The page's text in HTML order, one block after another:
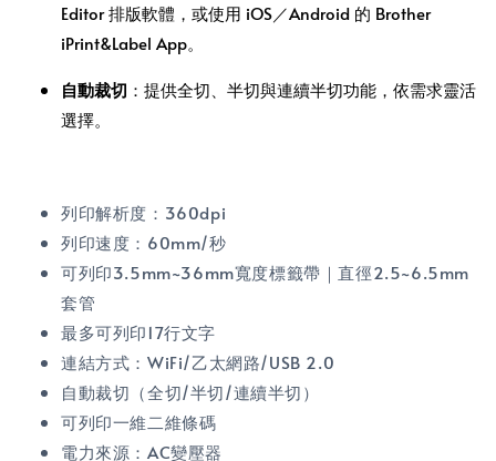
Editor 排版軟體，或使用 iOS／Android 的 Brother
iPrint&Label App。
自動裁切 ：提供全切、半切與連續半切功能，依需求靈活
選擇。
列印解析度：360dpi
列印速度：60mm/秒
可列印3.5mm~36mm寬度標籤帶｜直徑2.5~6.5mm
套管
最多可列印17行文字
連結方式：WiFi/乙太網路/USB 2.0
自動裁切（全切/半切/連續半切）
可列印一維二維條碼
電力來源：AC變壓器